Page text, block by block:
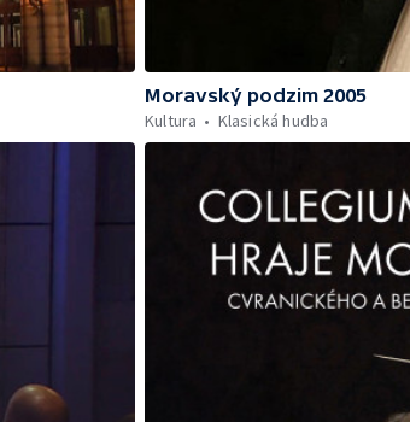
Moravský podzim 2005
Kultura
Klasická hudba